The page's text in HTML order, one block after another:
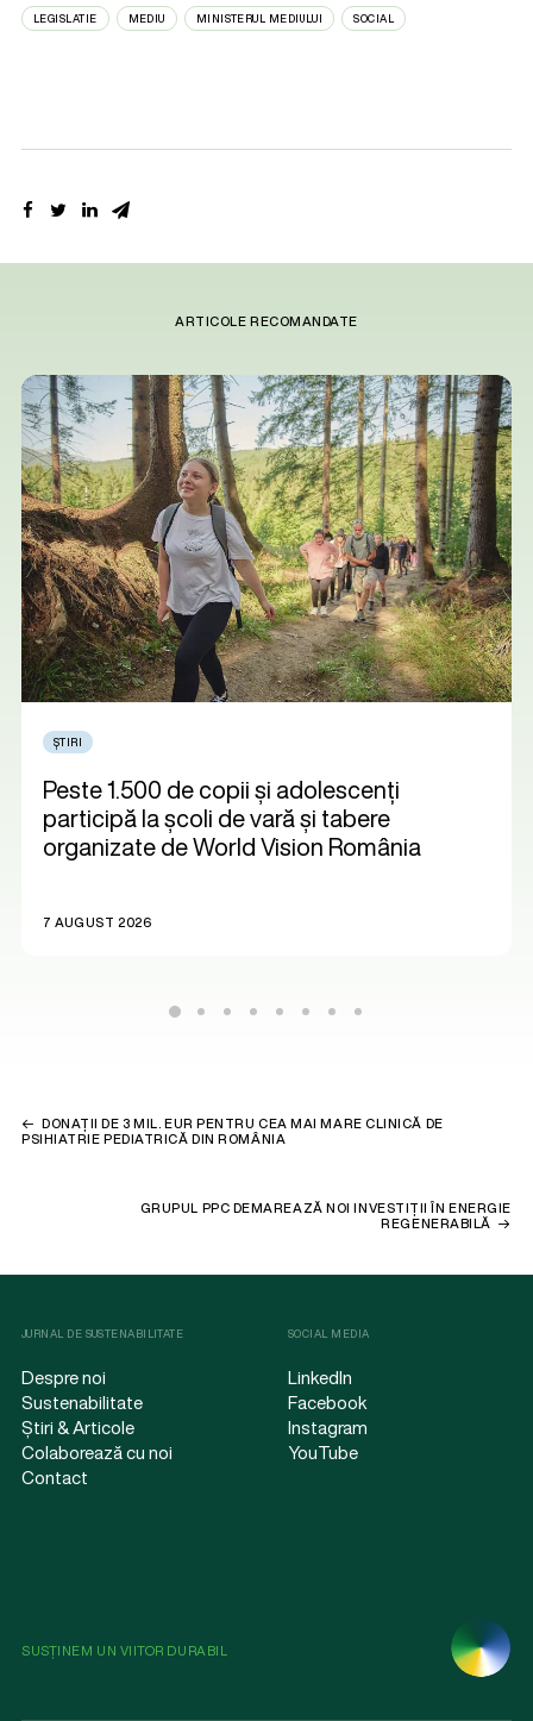
LEGISLATIE MEDIU MINISTERUL MEDIULUI SOCIAL
ARTICOLE RECOMANDATE
ȘTIRI
Peste 1.500 de copii și adolescenți
participă la școli de vară și tabere
organizate de World Vision România
7 AUGUST 2026
DONAȚII DE 3 MIL. EUR PENTRU CEA MAI MARE CLINICĂ DE
PSIHIATRIE PEDIATRICĂ DIN ROMÂNIA
GRUPUL PPC DEMAREAZĂ NOI INVESTIȚII ÎN ENERGIE
REGENERABILĂ
JURNAL DE SUSTENABILITATE
Despre noi
Sustenabilitate
Știri & Articole
Colaborează cu noi
Contact
SOCIAL MEDIA
LinkedIn
Facebook
Instagram
YouTube
SUSȚINEM UN VIITOR DURABIL